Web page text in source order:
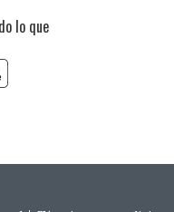
lo que